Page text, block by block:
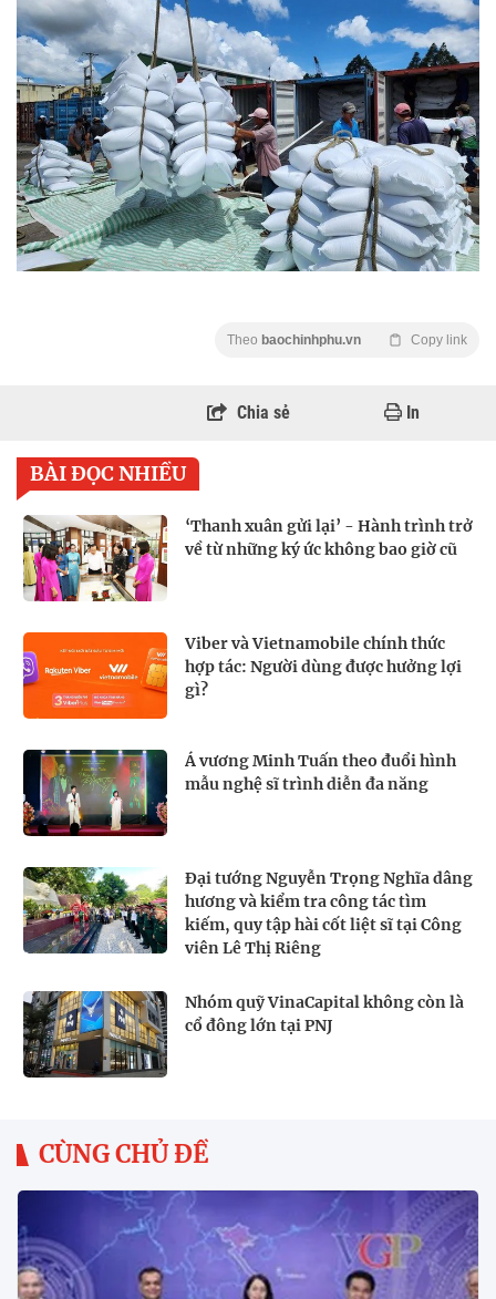
Theo baochinhphu.vn Copy link
Chia sẻ In
BÀI ĐỌC NHIỀU
‘Thanh xuân gửi lại’ - Hành trình trở
về từ những ký ức không bao giờ cũ
Viber và Vietnamobile chính thức
hợp tác: Người dùng được hưởng lợi
gì?
Á vương Minh Tuấn theo đuổi hình
mẫu nghệ sĩ trình diễn đa năng
Đại tướng Nguyễn Trọng Nghĩa dâng
hương và kiểm tra công tác tìm
kiếm, quy tập hài cốt liệt sĩ tại Công
viên Lê Thị Riêng
Nhóm quỹ VinaCapital không còn là
cổ đông lớn tại PNJ
CÙNG CHỦ ĐỀ